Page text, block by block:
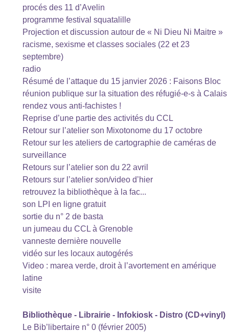
procés des 11 d’Avelin
programme festival squatalille
Projection et discussion autour de « Ni Dieu Ni Maitre »
racisme, sexisme et classes sociales (22 et 23
septembre)
radio
Résumé de l’attaque du 15 janvier 2026 : Faisons Bloc
réunion publique sur la situation des réfugié-e-s à Calais
rendez vous anti-fachistes !
Reprise d’une partie des activités du CCL
Retour sur l’atelier son Mixotonome du 17 octobre
Retour sur les ateliers de cartographie de caméras de
surveillance
Retours sur l’atelier son du 22 avril
Retours sur l’atelier son/video d’hier
retrouvez la bibliothèque à la fac...
son LPI en ligne gratuit
sortie du n° 2 de basta
un jumeau du CCL à Grenoble
vanneste dernière nouvelle
vidéo sur les locaux autogérés
Video : marea verde, droit à l’avortement en amérique
latine
visite
Bibliothèque - Librairie - Infokiosk - Distro (CD+vinyl)
Le Bib’libertaire n° 0 (février 2005)